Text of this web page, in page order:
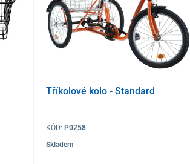
Tříkolové kolo - Standard
KÓD: P0258
Skladem